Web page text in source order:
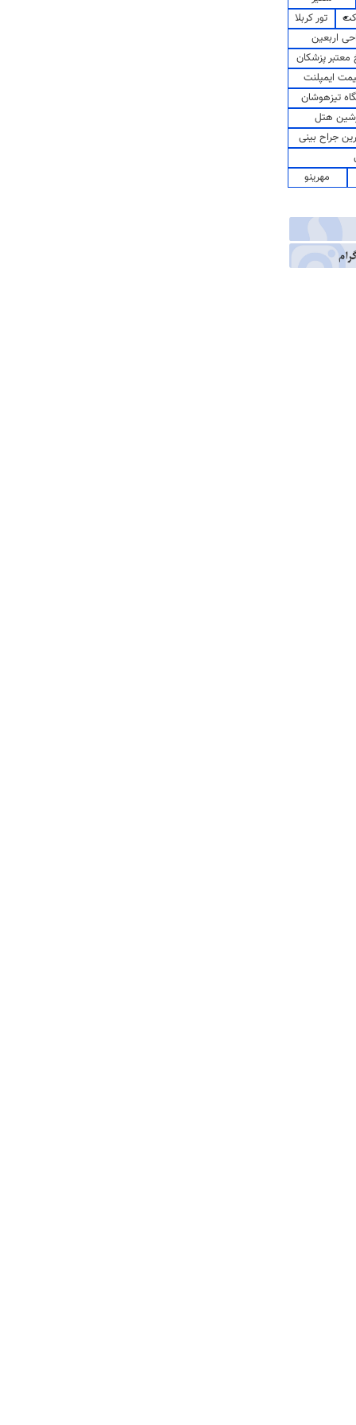
تور کربلا
اربعین
پزشکان
ایمپلنت
تیزهوشان
هتل
جراح بینی
مهرینو